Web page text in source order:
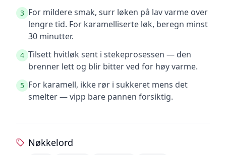
3 For mildere smak, surr løken på lav varme over
lengre tid. For karamelliserte løk, beregn minst
30 minutter.
4 Tilsett hvitløk sent i stekeprosessen — den
brenner lett og blir bitter ved for høy varme.
5 For karamell, ikke rør i sukkeret mens det
smelter — vipp bare pannen forsiktig.
Nøkkelord